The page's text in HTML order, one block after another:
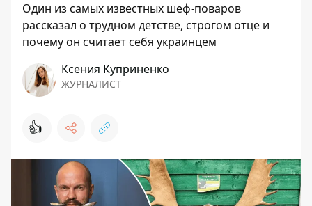
Один из самых известных шеф-поваров
рассказал о трудном детстве, строгом отце и
почему он считает себя украинцем
Ксения Куприненко
ЖУРНАЛИСТ
👍